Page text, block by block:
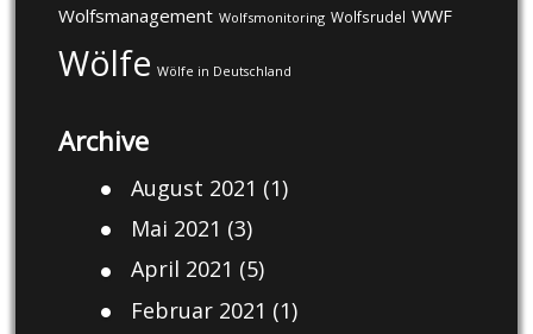
Wolfsmanagement Wolfsmonitoring Wolfsrudel WWF
Wölfe Wölfe in Deutschland
Archive
August 2021 (1)
Mai 2021 (3)
April 2021 (5)
Februar 2021 (1)